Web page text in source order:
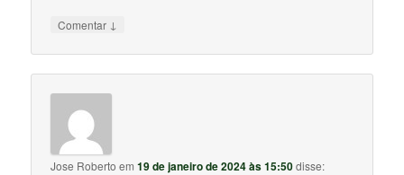
Comentar ↓
Jose Roberto em19 de janeiro de 2024 às 15:50disse: